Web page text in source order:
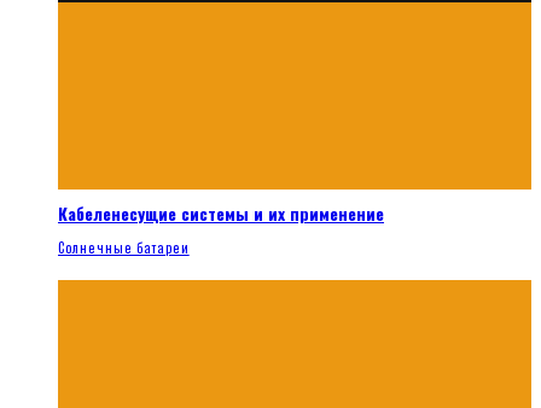
Кабеленесущие системы и их применение
Солнечные батареи